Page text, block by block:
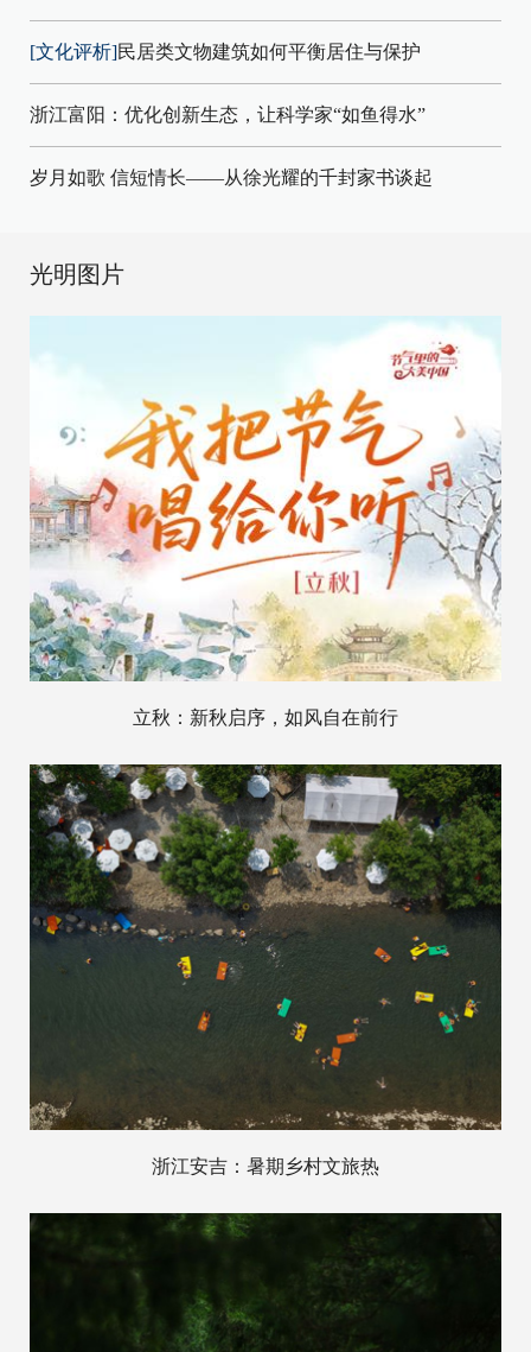
[文化评析]民居类文物建筑如何平衡居住与保护
浙江富阳：优化创新生态，让科学家“如鱼得水”
岁月如歌 信短情长——从徐光耀的千封家书谈起
光明图片
立秋：新秋启序，如风自在前行
浙江安吉：暑期乡村文旅热